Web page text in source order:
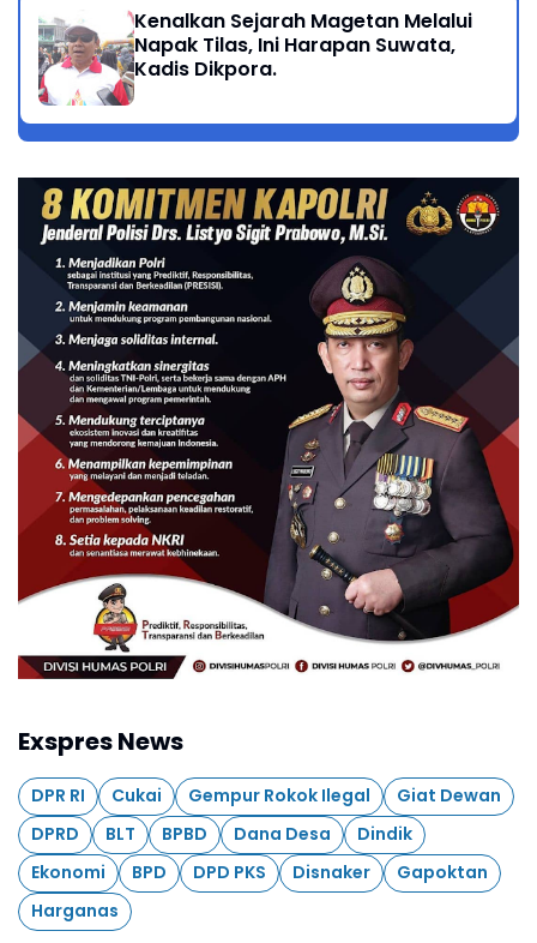
Kenalkan Sejarah Magetan Melalui
Napak Tilas, Ini Harapan Suwata,
Kadis Dikpora.
Exspres News
DPR RI Cukai Gempur Rokok Ilegal
Giat Dewan
DPRD
BLT BPBD Dana Desa
Dindik
Ekonomi
BPD DPD PKS Disnaker
Gapoktan
Harganas